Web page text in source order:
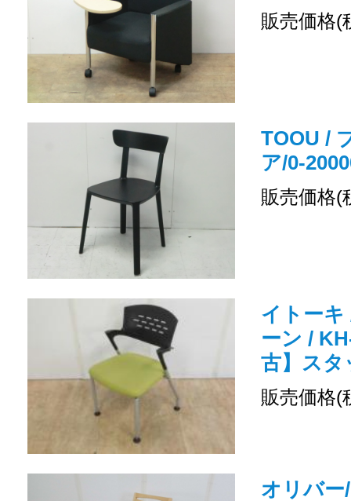
販売価格(
TOOU /
ア/0-
販売価格(
イトー
ーン /
古】スタ
販売価格(
オリバ